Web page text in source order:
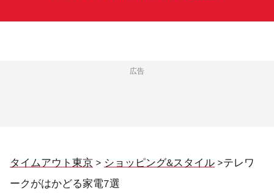
広告
タイムアウト東京 > ショッピング&スタイル >テレワ
ークがはかどる家電7選